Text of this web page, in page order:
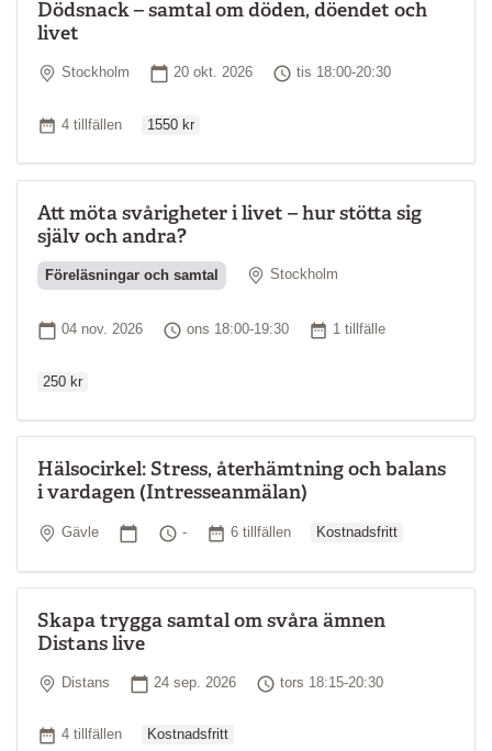
Dödsnack – samtal om döden, döendet och
livet
Plats
Stockholm Startdatum
20 okt. 2026 Tid
tis 18:00-20:30
Antal tillfällen
4 tillfällen 1550 kr
Att möta svårigheter i livet – hur stötta sig
själv och andra?
Föreläsningar och samtal Plats
Stockholm
Startdatum
04 nov. 2026 Tid
ons 18:00-19:30 Antal tillfällen
1 tillfälle
250 kr
Hälsocirkel: Stress, återhämtning och balans
i vardagen (Intresseanmälan)
Plats
Gävle Startdatum
Tid
- Antal tillfällen
6 tillfällen Kostnadsfritt
Skapa trygga samtal om svåra ämnen
Distans live
Plats
Distans Startdatum
24 sep. 2026 Tid
tors 18:15-20:30
Antal tillfällen
4 tillfällen Kostnadsfritt